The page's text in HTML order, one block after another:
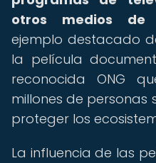
otros medios de
ejemplo destacado
la película
reconocida ONG
millones de
proteger los
La influencia de las